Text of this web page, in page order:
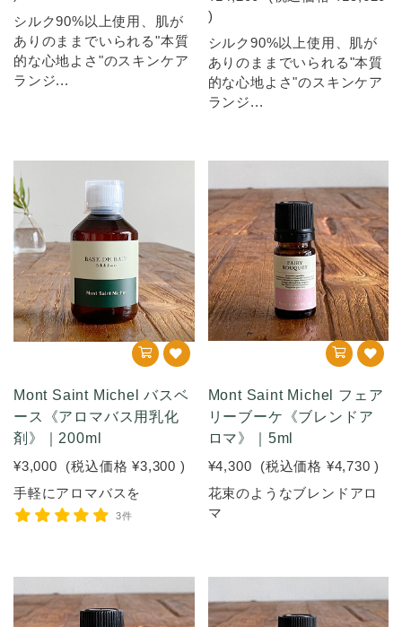
シルク90%以上使用、肌が
ありのままでいられる"本質
的な心地よさ"のスキンケア
ランジ...
)
シルク90%以上使用、肌が
ありのままでいられる"本質
的な心地よさ"のスキンケア
ランジ...
Mont Saint Michel バスベ
ース《アロマバス用乳化
剤》｜200ml
¥3,000
(税込価格 ¥3,300 )
手軽にアロマバスを
3件
Mont Saint Michel フェア
リーブーケ《ブレンドア
ロマ》｜5ml
¥4,300
(税込価格 ¥4,730 )
花束のようなブレンドアロ
マ